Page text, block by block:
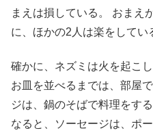
まえは損している。 おまえ
に、ほかの2人は楽をしてい
確かに、ネズミは火を起こ
お皿を並べるまでは、部屋
ジは、鍋のそばで料理をす
なると、ソーセージは、ポ